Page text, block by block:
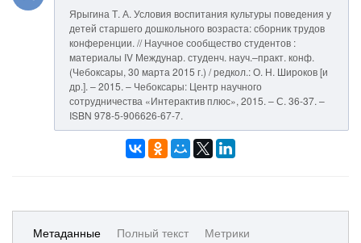
Ярыгина Т. А. Условия воспитания культуры поведения у
детей старшего дошкольного возраста: сборник трудов
конференции. // Научное сообщество студентов :
материалы IV Междунар. студенч. науч.–практ. конф.
(Чебоксары, 30 марта 2015 г.) / редкол.: О. Н. Широков [и
др.]. – 2015. – Чебоксары: Центр научного
сотрудничества «Интерактив плюс», 2015. – С. 36-37. –
ISBN 978-5-906626-67-7.
Метаданные Полный текст Метрики